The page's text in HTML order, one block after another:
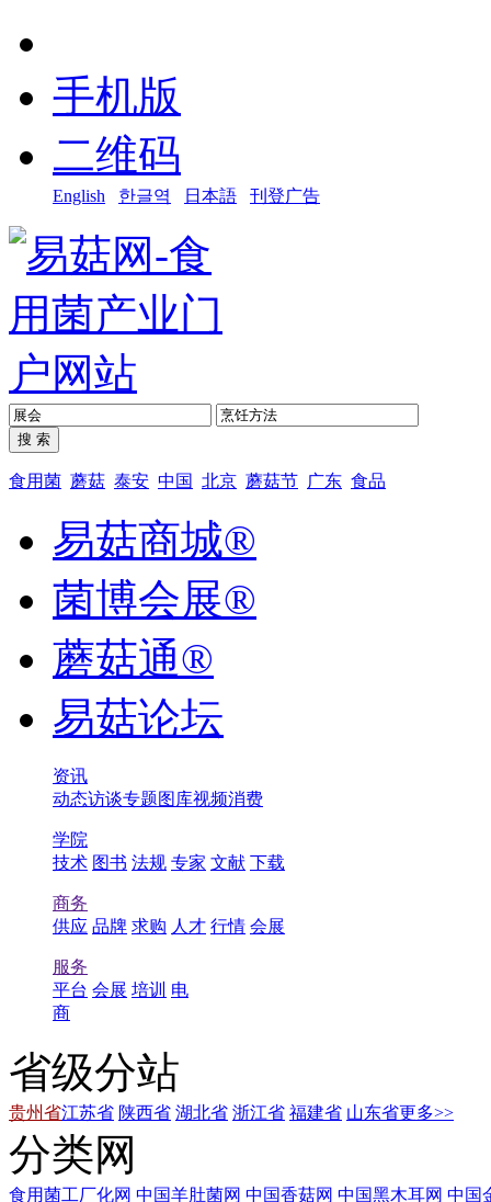
手机版
二维码
English 한글역 日本語 刊登广告
食用菌 蘑菇 泰安 中国 北京 蘑菇节 广东 食品
易菇商城®
菌博会展®
蘑菇通®
易菇论坛
资讯
动态访谈专题图库视频消费
学院
技术 图书 法规 专家 文献 下载
商务
供应 品牌 求购 人才 行情 会展
服务
平台 会展 培训 电
商
省级分站
贵州省江苏省 陕西省 湖北省 浙江省 福建省 山东省更多>>
分类网
食用菌工厂化网 中国羊肚菌网 中国香菇网 中国黑木耳网 中国